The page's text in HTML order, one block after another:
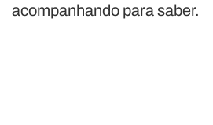
acompanhando para saber.